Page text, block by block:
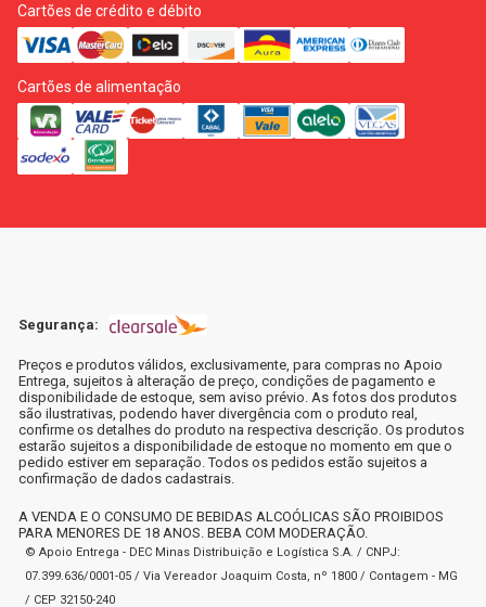
Cartões de crédito e débito
Cartões de alimentação
Segurança:
Preços e produtos válidos, exclusivamente, para compras no Apoio
Entrega, sujeitos à alteração de preço, condições de pagamento e
disponibilidade de estoque, sem aviso prévio. As fotos dos produtos
são ilustrativas, podendo haver divergência com o produto real,
confirme os detalhes do produto na respectiva descrição. Os produtos
estarão sujeitos a disponibilidade de estoque no momento em que o
pedido estiver em separação. Todos os pedidos estão sujeitos a
confirmação de dados cadastrais.
A VENDA E O CONSUMO DE BEBIDAS ALCOÓLICAS SÃO PROIBIDOS
PARA MENORES DE 18 ANOS. BEBA COM MODERAÇÃO.
© Apoio Entrega - DEC Minas Distribuição e Logística S.A. / CNPJ:
07.399.636/0001-05 / Via Vereador Joaquim Costa, nº 1800 / Contagem - MG
/ CEP 32150-240